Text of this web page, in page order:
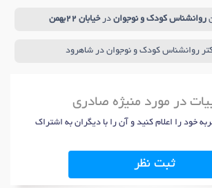
روانشناس کودک و نوجوان درخیابان 22بهمن
روانشناس کودک و نوجوان در شاهرود
در مورد منیژه صادری
خود را اعلام کنید و آن را با دیگران به اشتراک
ثبت نظر